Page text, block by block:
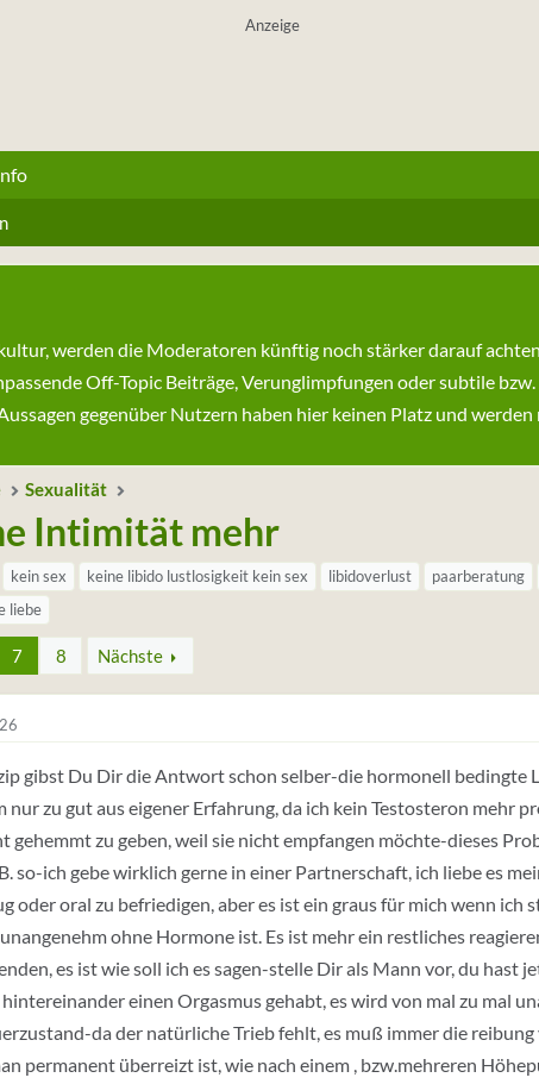
Anzeige
werden die Moderatoren künftig noch stärker darauf
Off-Topic Beiträge, Verunglimpfungen oder subtile
gegenüber Nutzern haben hier keinen Platz und
Sexualität
Intimität mehr
t
i
h
w
r
t
e
(
t
a
s
kein sex keine libido lustlosigkeit kein sex libidoverlust
paarberatung
liebe
7 8 Nächste
gibst Du Dir die Antwort schon selber-die hormonell bedingte
nur zu gut aus eigener Erfahrung, da ich kein Testosteron mehr
gehemmt zu geben, weil sie nicht empfangen möchte-dieses
so-ich gebe wirklich gerne in einer Partnerschaft, ich liebe es
oder oral zu befriedigen, aber es ist ein graus für mich wenn ich
ohne Hormone ist. Es ist mehr ein restliches
es ist wie soll ich es sagen-stelle Dir als Mann vor, du hast
einen Orgasmus gehabt, es wird von mal zu mal
da der natürliche Trieb fehlt, es muß immer die
permanent überreizt ist, wie nach einem , bzw.mehreren